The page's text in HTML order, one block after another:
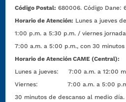
Código Postal: 680006. Código Dane:
Horario de Atención: Lunes a jueves
1:00 p.m. a 5:30 p.m. / viernes
7:00 a.m. a 5:00 p.m., con 30
Horario de Atención CAME (Central):
Lunes a jueves: 7:00 a.m. a 12:00
Viernes: 7:00 a.m. a 5:00 p.m.
30 minutos de descanso al medio día.